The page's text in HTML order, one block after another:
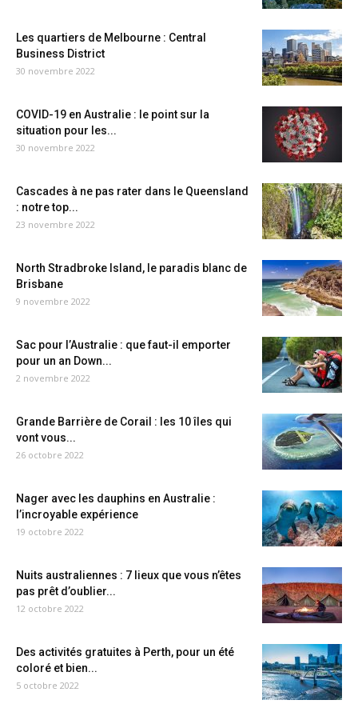
Les quartiers de Melbourne : Central
Business District
30 novembre 2022
COVID-19 en Australie : le point sur la
situation pour les...
30 novembre 2022
Cascades à ne pas rater dans le Queensland
: notre top...
23 novembre 2022
North Stradbroke Island, le paradis blanc de
Brisbane
9 novembre 2022
Sac pour l’Australie : que faut-il emporter
pour un an Down...
2 novembre 2022
Grande Barrière de Corail : les 10 îles qui
vont vous...
26 octobre 2022
Nager avec les dauphins en Australie :
l’incroyable expérience
19 octobre 2022
Nuits australiennes : 7 lieux que vous n’êtes
pas prêt d’oublier...
12 octobre 2022
Des activités gratuites à Perth, pour un été
coloré et bien...
5 octobre 2022